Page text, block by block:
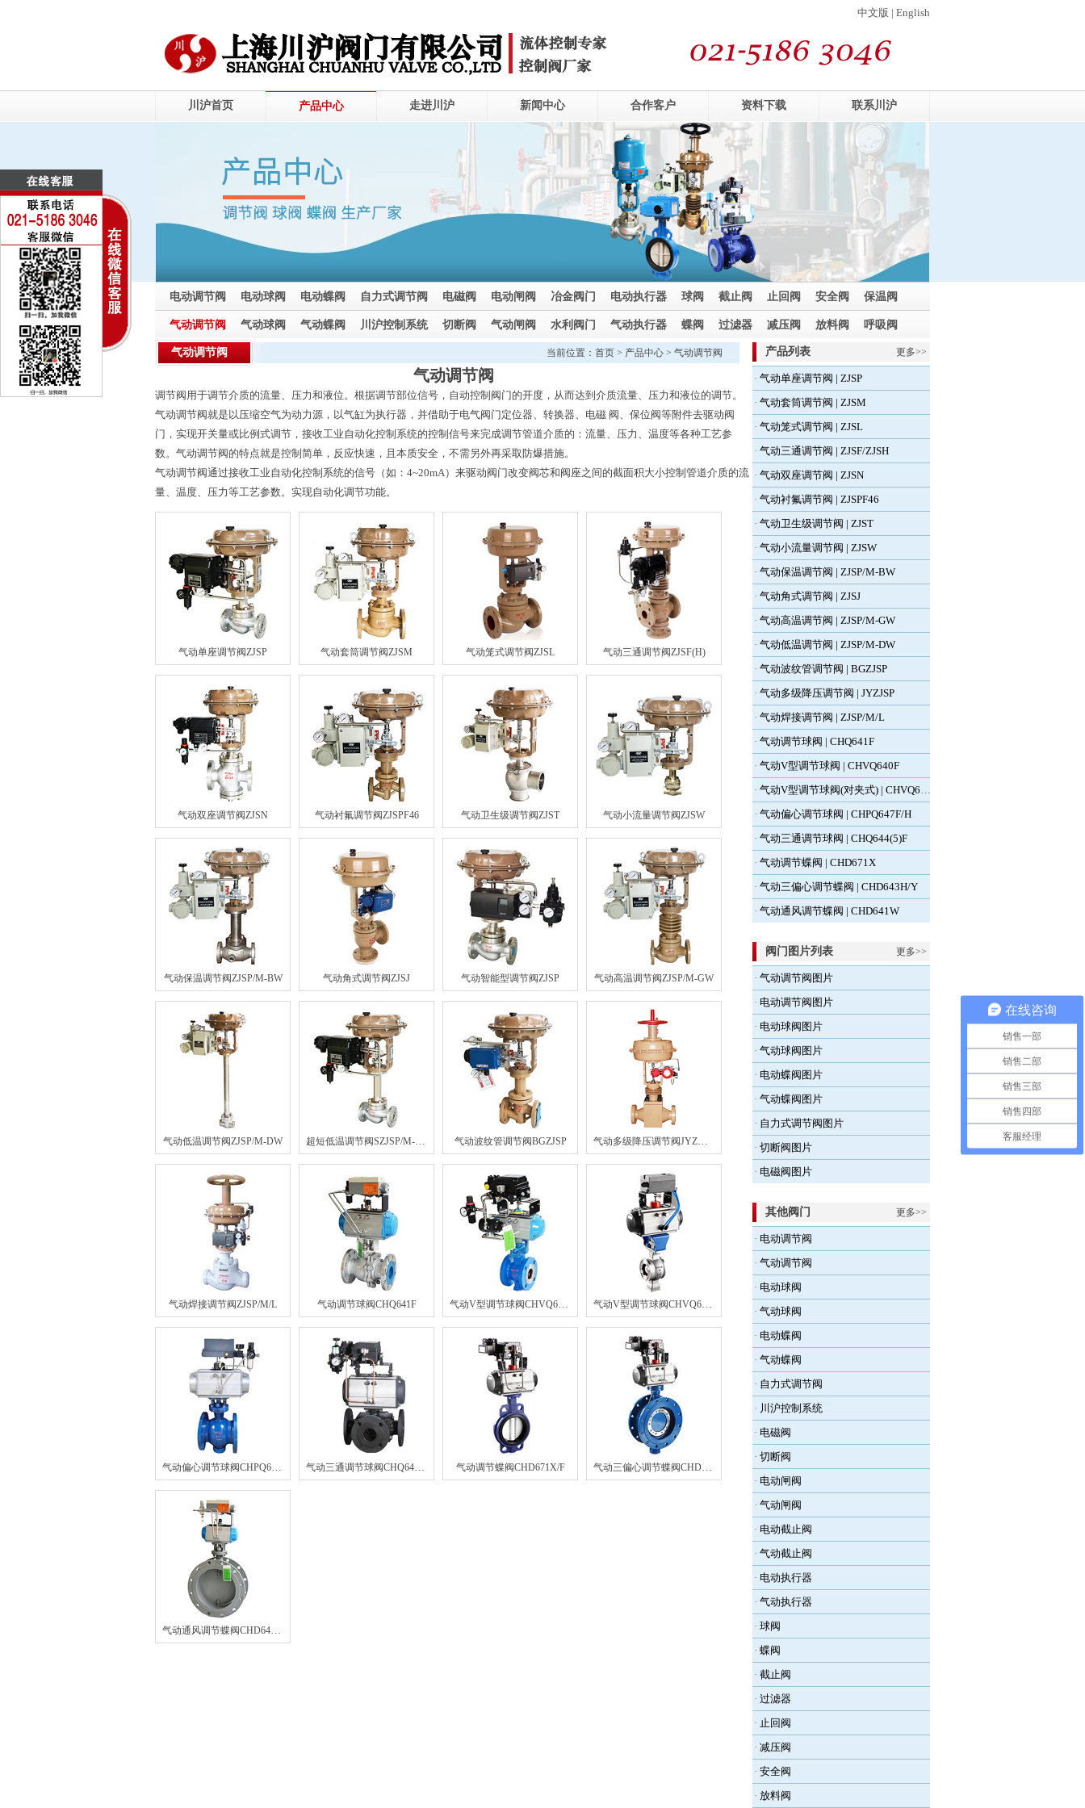
中文版 | English
川沪首页 产品中心 走进川沪 新闻中心 合作客户 资料下载 联系川沪
电动调节阀 电动球阀 电动蝶阀 自力式调节阀 电磁阀 电动闸阀 冶金阀门 电动执行器 球阀 截止阀 止回阀 安全阀 保温阀
电动截止阀
气动调节阀 气动球阀 气动蝶阀 川沪控制系统 切断阀 气动闸阀 水利阀门 气动执行器 蝶阀 过滤器 减压阀 放料阀 呼吸阀
气动截止阀 当前位置： 首页 > 产品中心 > 气动调节阀
气动调节阀
气动调节阀
调节阀用于调节介质的流量、压力和液位。根据调节部位信号，自动控制阀门的开度，从而达到介质流量、压力和液位的调节。
气动调节阀就是以压缩空气为动力源，以气缸为执行器，并借助于电气阀门定位器、转换器、电磁 阀、保位阀等附件去驱动阀
门，实现开关量或比例式调节，接收工业自动化控制系统的控制信号来完成调节管道介质的：流量、压力、温度等各种工艺参
数。气动调节阀的特点就是控制简单，反应快速，且本质安全，不需另外再采取防爆措施。
气动调节阀通过接收工业自动化控制系统的信号（如：4~20mA）来驱动阀门改变阀芯和阀座之间的截面积大小控制管道介质的流
量、温度、压力等工艺参数。实现自动化调节功能。
气动单座调节阀ZJSP 气动套筒调节阀ZJSM 气动笼式调节阀ZJSL 气动三通调节阀ZJSF(H)
气动双座调节阀ZJSN 气动衬氟调节阀ZJSPF46 气动卫生级调节阀ZJST 气动小流量调节阀ZJSW
气动保温调节阀ZJSP/M-BW 气动角式调节阀ZJSJ 气动智能型调节阀ZJSP 气动高温调节阀ZJSP/M-GW
气动低温调节阀ZJSP/M-DW 超短低温调节阀SZJSP/M-DW 气动波纹管调节阀BGZJSP 气动多级降压调节阀JYZHSP
气动焊接调节阀ZJSP/M/L 气动调节球阀CHQ641F 气动V型调节球阀CHVQ640F/H 气动V型调节球阀CHVQ670F/H
气动偏心调节球阀CHPQ647F/H 气动三通调节球阀CHQ644/5F 气动调节蝶阀CHD671X/F 气动三偏心调节蝶阀CHD641X/F
气动通风调节蝶阀CHD641W
更多>>
产品列表
· 气动单座调节阀 | ZJSP
· 气动套筒调节阀 | ZJSM
· 气动笼式调节阀 | ZJSL
· 气动三通调节阀 | ZJSF/ZJSH
· 气动双座调节阀 | ZJSN
· 气动衬氟调节阀 | ZJSPF46
· 气动卫生级调节阀 | ZJST
· 气动小流量调节阀 | ZJSW
· 气动保温调节阀 | ZJSP/M-BW
· 气动角式调节阀 | ZJSJ
· 气动高温调节阀 | ZJSP/M-GW
· 气动低温调节阀 | ZJSP/M-DW
· 气动波纹管调节阀 | BGZJSP
· 气动多级降压调节阀 | JYZJSP
· 气动焊接调节阀 | ZJSP/M/L
· 气动调节球阀 | CHQ641F
· 气动V型调节球阀 | CHVQ640F
· 气动V型调节球阀(对夹式) | CHVQ670F
· 气动偏心调节球阀 | CHPQ647F/H
· 气动三通调节球阀 | CHQ644(5)F
· 气动调节蝶阀 | CHD671X
· 气动三偏心调节蝶阀 | CHD643H/Y
· 气动通风调节蝶阀 | CHD641W
更多>>
阀门图片列表
· 气动调节阀图片
· 电动调节阀图片
· 电动球阀图片
· 气动球阀图片
· 电动蝶阀图片
· 气动蝶阀图片
· 自力式调节阀图片
· 切断阀图片
· 电磁阀图片
更多>>
其他阀门
· 电动调节阀
· 气动调节阀
· 电动球阀
· 气动球阀
· 电动蝶阀
· 气动蝶阀
· 自力式调节阀
· 川沪控制系统
· 电磁阀
· 切断阀
· 电动闸阀
· 气动闸阀
· 电动截止阀
· 气动截止阀
· 电动执行器
· 气动执行器
· 球阀
· 蝶阀
· 截止阀
· 过滤器
· 止回阀
· 减压阀
· 安全阀
· 放料阀
在线咨询
销售一部
销售二部
销售三部
销售四部
客服经理